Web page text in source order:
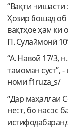
“Вақти
Ҳозир бошад об
вақтҳое ҳам ки
П. Сулаймонӣ
“А. Навоӣ 17/3,
тамоман суст”,
номи f1ruza_s/
“Дар маҳаллаи
нест, бо насос